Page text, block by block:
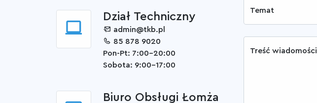
Dział Techniczny
admin@tkb.pl
85 878 9020
Pon-Pt: 7:00-20:00
Sobota: 9:00-17:00
Biuro Obsługi Łomża
Temat
Treść wiadomości